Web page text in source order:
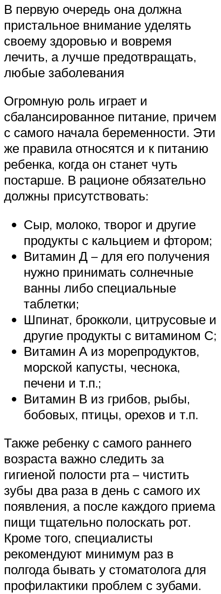
В первую очередь она должна
пристальное внимание уделять
своему здоровью и вовремя
лечить, а лучше предотвращать,
любые заболевания
Огромную роль играет и
сбалансированное питание, причем
с самого начала беременности. Эти
же правила относятся и к питанию
ребенка, когда он станет чуть
постарше. В рационе обязательно
должны присутствовать:
Сыр, молоко, творог и другие
продукты с кальцием и фтором;
Витамин Д – для его получения
нужно принимать солнечные
ванны либо специальные
таблетки;
Шпинат, брокколи, цитрусовые и
другие продукты с витамином С;
Витамин А из морепродуктов,
морской капусты, чеснока,
печени и т.п.;
Витамин В из грибов, рыбы,
бобовых, птицы, орехов и т.п.
Также ребенку с самого раннего
возраста важно следить за
гигиеной полости рта – чистить
зубы два раза в день с самого их
появления, а после каждого приема
пищи тщательно полоскать рот.
Кроме того, специалисты
рекомендуют минимум раз в
полгода бывать у стоматолога для
профилактики проблем с зубами.